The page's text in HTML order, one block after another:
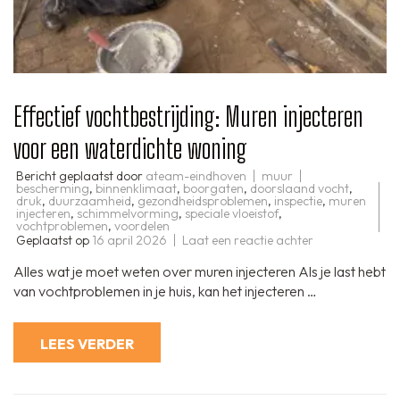
Effectief vochtbestrijding: Muren injecteren
voor een waterdichte woning
Bericht geplaatst door ateam-eindhoven muur
bescherming, binnenklimaat, boorgaten, doorslaand vocht,
druk, duurzaamheid, gezondheidsproblemen, inspectie, muren
injecteren, schimmelvorming, speciale vloeistof,
vochtproblemen, voordelen
Geplaatst op 16 april 2026 Laat een reactie achter
Muren
voor
Alles wat je moet weten over muren injecteren Als je last hebt
van vochtproblemen in je huis, kan het injecteren …
LEES VERDER